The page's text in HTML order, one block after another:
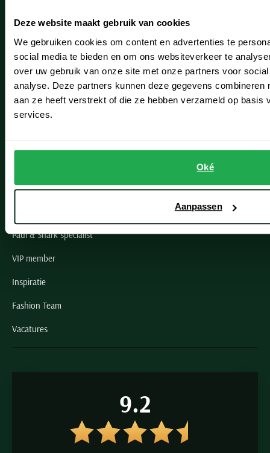
Deze website maakt gebruik van cookies
We gebruiken cookies om content en advertenties te
social media te bieden en om ons websiteverkeer te
over uw gebruik van onze site met onze partners voor
analyse. Deze partners kunnen deze gegevens combineren
aan ze heeft verstrekt of die ze hebben verzameld op basis
services.
Oké
Aanpassen
Leiderdorp
Noordwijk
Openingstijden winkels
Schulte Herenmode
Paul & Shark specialist
VIP member
Inspiratie
Fashion Team
Vacatures
9.2